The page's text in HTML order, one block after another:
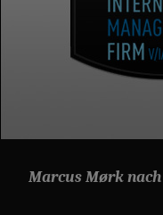
Marcus Mørk